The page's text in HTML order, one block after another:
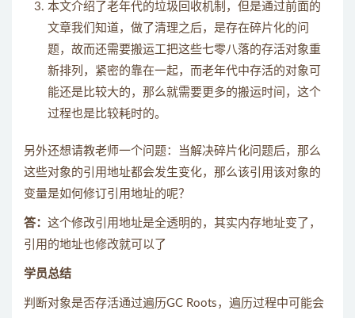
本文介绍了老年代的垃圾回收机制，但是通过前面的
文章我们知道，做了清理之后，是存在碎片化的问
题，故而还需要搬运工把这些七零八落的存活对象重
新排列，紧密的靠在一起，而老年代中存活的对象可
能还是比较大的，那么就需要更多的搬运时间，这个
过程也是比较耗时的。
另外还想请教老师一个问题：当解决碎片化问题后，那么
这些对象的引用地址都会发生变化，那么该引用该对象的
变量是如何修订引用地址的呢？
答： 这个修改引用地址是全透明的，其实内存地址变了，
引用的地址也修改就可以了
学员总结
判断对象是否存活通过遍历GC Roots，遍历过程中可能会